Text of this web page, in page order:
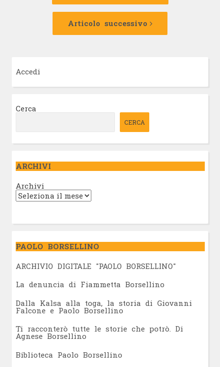
Articolo successivo
Articolo
Accedi
Cerca
CERCA
ARCHIVI
Archivi
PAOLO BORSELLINO
ARCHIVIO DIGITALE "PAOLO BORSELLINO"
La denuncia di Fiammetta Borsellino
Dalla Kalsa alla toga, la storia di Giovanni
Falcone e Paolo Borsellino
Ti racconterò tutte le storie che potrò. Di
Agnese Borsellino
Biblioteca Paolo Borsellino